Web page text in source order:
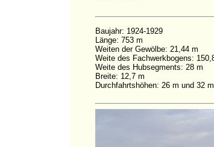
Baujahr: 1924-1929
Länge: 753 m
Weiten der Gewölbe: 21,44 m
Weite des Fachwerkbogens:
Weite des Hubsegments: 28 m
Breite: 12,7 m
Durchfahrtshöhen: 26 m und 32 m